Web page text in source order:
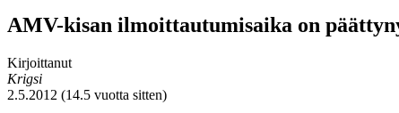
AMV-kisan ilmoittautumisaika on
Kirjoittanut
Krigsi
2.5.2012 (14.5 vuotta sitten)